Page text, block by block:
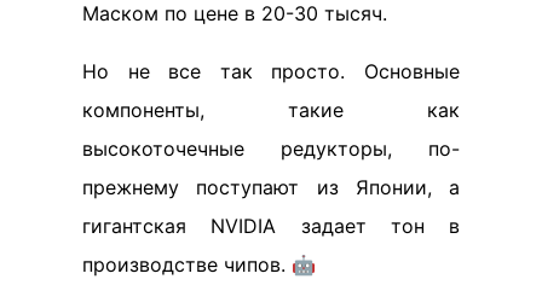
Маском по цене в 20-30 тысяч.
Но не все так просто. Основные
компоненты, такие как
высокоточечные редукторы, по-
прежнему поступают из Японии, а
гигантская NVIDIA задает тон в
производстве чипов. 🤖